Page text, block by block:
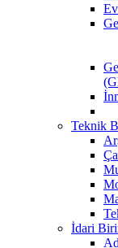
Teknik
İdari